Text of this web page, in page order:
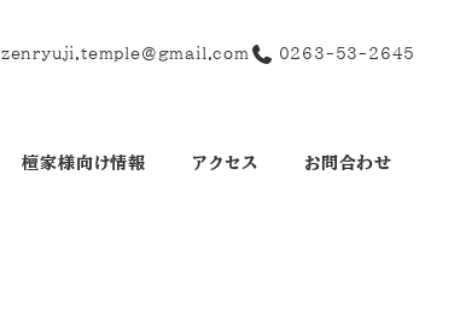
zenryuji.temple@gmail.com 0263-53-2645
檀家様向け情報 アクセス お問合わせ